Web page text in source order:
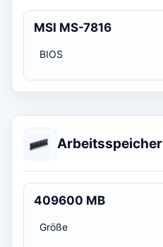
MSI MS-7816
BIOS
Arbeitsspeicher
409600 MB
Größe